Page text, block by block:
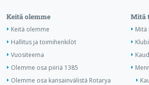
Keitä olemme
Keitä olemme
Hallitus ja toimihenkilöt
Vuositeema
Olemme osa piiriä 1385
Olemme osa kansainvälistä Rotarya
Mitä
Mitä